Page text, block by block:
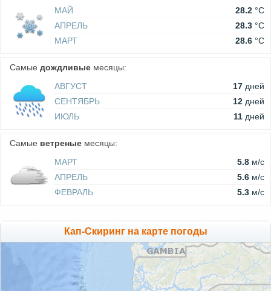
МАЙ 28.2 °C
АПРЕЛЬ
28.3 °C
МАРТ
28.6 °C
Самые дождливые месяцы:
АВГУСТ
17 дней
СЕНТЯБРЬ
12 дней
ИЮЛЬ
11 дней
Самые ветреные месяцы:
МАРТ
5.8 м/c
АПРЕЛЬ
5.6 м/c
ФЕВРАЛЬ
5.3 м/c
Кап-Скиринг на карте погоды